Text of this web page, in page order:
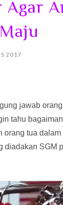
2017
jawab
tahu
orang tua
diadakan SGM